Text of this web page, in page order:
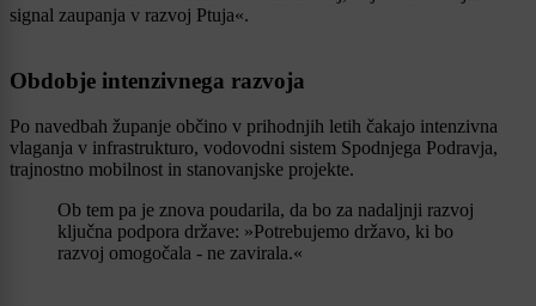
signal zaupanja v razvoj Ptuja«.
Obdobje intenzivnega razvoja
Po navedbah županje občino v prihodnjih letih čakajo intenzivna
vlaganja v infrastrukturo, vodovodni sistem Spodnjega Podravja,
trajnostno mobilnost in stanovanjske projekte.
Ob tem pa je znova poudarila, da bo za nadaljnji razvoj
ključna podpora države: »Potrebujemo državo, ki bo
razvoj omogočala - ne zavirala.«